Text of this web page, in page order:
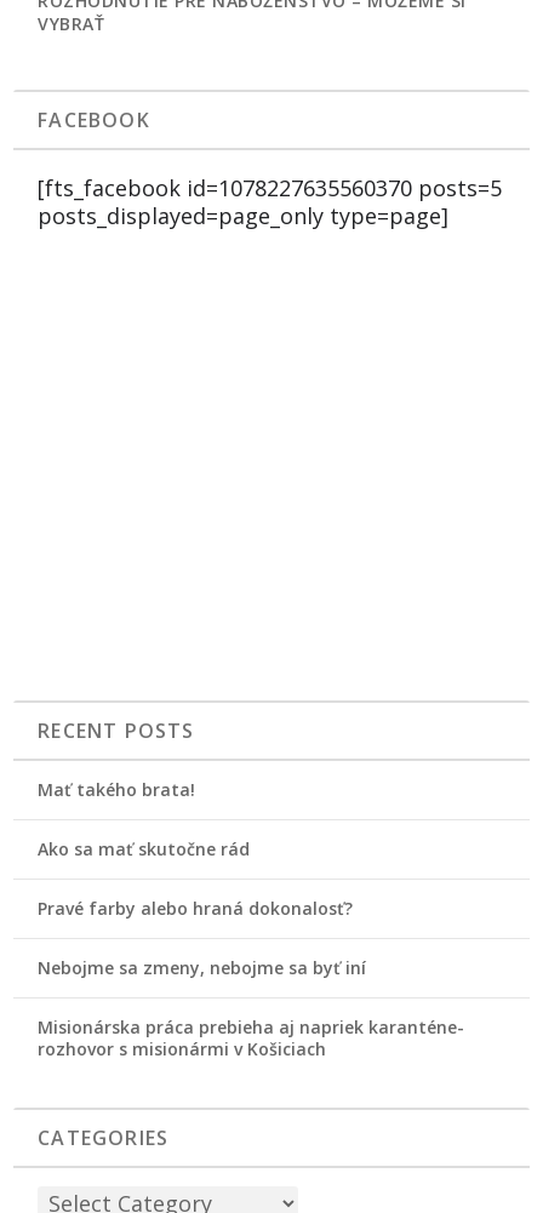
VYBRAŤ
FACEBOOK
[fts_facebook id=1078227635560370 posts=5
posts_displayed=page_only type=page]
RECENT POSTS
Mať takého brata!
Ako sa mať skutočne rád
Pravé farby alebo hraná dokonalosť?
Nebojme sa zmeny, nebojme sa byť iní
Misionárska práca prebieha aj napriek karanténe-
rozhovor s misionármi v Košiciach
CATEGORIES